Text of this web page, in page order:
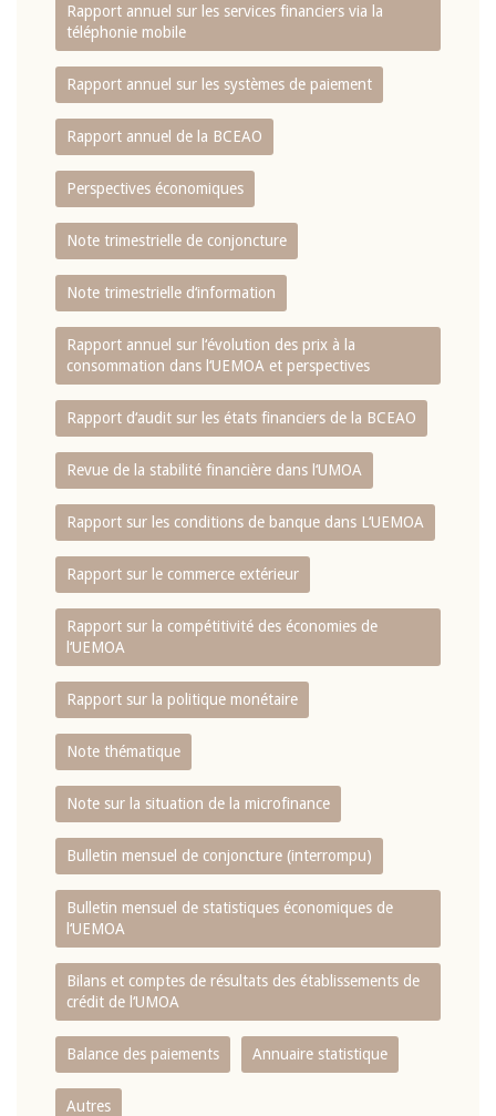
Rapport annuel sur les services financiers via la
téléphonie mobile
Rapport annuel sur les systèmes de paiement
Rapport annuel de la BCEAO
Perspectives économiques
Note trimestrielle de conjoncture
Note trimestrielle d‘information
Rapport annuel sur l‘évolution des prix à la
consommation dans l‘UEMOA et perspectives
Rapport d‘audit sur les états financiers de la BCEAO
Revue de la stabilité financière dans l‘UMOA
Rapport sur les conditions de banque dans L‘UEMOA
Rapport sur le commerce extérieur
Rapport sur la compétitivité des économies de
l‘UEMOA
Rapport sur la politique monétaire
Note thématique
Note sur la situation de la microfinance
Bulletin mensuel de conjoncture (interrompu)
Bulletin mensuel de statistiques économiques de
l‘UEMOA
Bilans et comptes de résultats des établissements de
crédit de l‘UMOA
Balance des paiements Annuaire statistique
Autres